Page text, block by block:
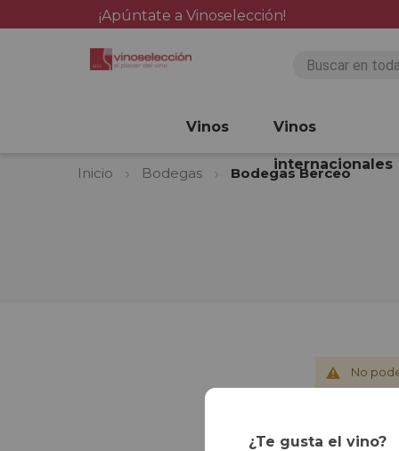
¡Apúntate a Vinoselección!
Vinos Vinos
internacionales
Inicio Bodegas Bodegas Berceo
No
¿Te gusta el vino?